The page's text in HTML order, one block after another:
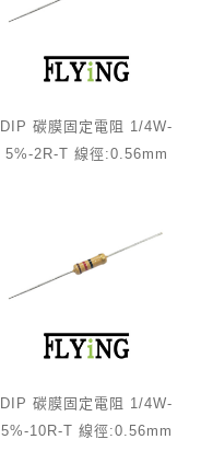
DIP 碳膜固定電阻 1/4W-
5%-2R-T 線徑:0.56mm
DIP 碳膜固定電阻 1/4W-
5%-10R-T 線徑:0.56mm